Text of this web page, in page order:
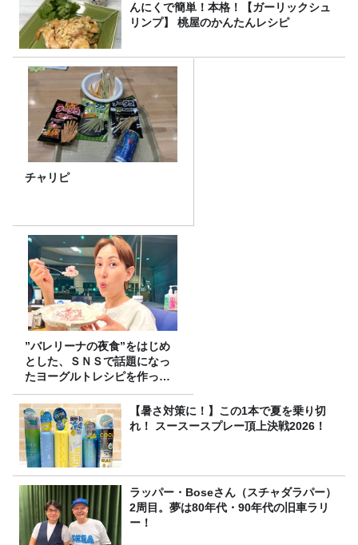
んにくで簡単！本格！【ガーリックシュ
リンプ】 桃屋のかんたんレシピ
チャリピ
”バレリーナの夜食”をはじめ
とした、ＳＮＳで話題になっ
たヨーグルトレシピを作って
みた！
【暑さ対策に！】この1本で夏を乗り切
れ！ スースースプレー頂上決戦2026！
ラッパー・Boseさん（スチャダラパー）
2周目。夢は80年代・90年代の旧車ラリ
ー！